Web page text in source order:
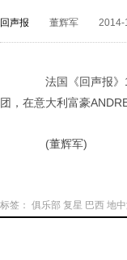
回声报 董辉军 2014-
法国《回声报》
团，在意大利富豪
(董辉军)
标签： 俱乐部 复星 巴西 地